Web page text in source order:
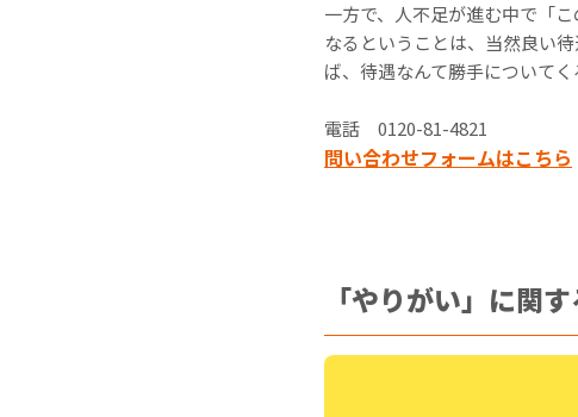
一方で、人不足が進む中で「
なるということは、当然良い
ば、待遇なんて勝手についてく
電話 0120-81-4821
問い合わせフォームはこちら
「やりがい」に関